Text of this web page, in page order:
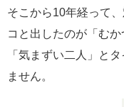
そこから10年経って
コと出したのが「むか
「気まずい二人」と
ません。